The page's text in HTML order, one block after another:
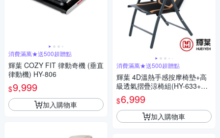
消費滿萬★送500超贈點
輝葉 COZY FIT 律動奇機 (垂直
律動機) HY-806
$9,999
加入購物車
消費滿萬★送500超贈點
輝葉 4D溫熱手感按摩椅墊+高
級透氣摺疊涼椅組(HY-633+HY
-CR01)
$6,999
加入購物車